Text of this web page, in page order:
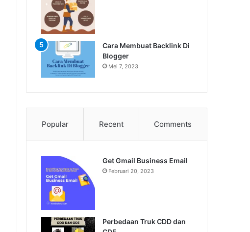
Cara Membuat Backlink Di
Blogger
Mei 7, 2023
Popular Recent Comments
Get Gmail Business Email
Februari 20, 2023
Perbedaan Truk CDD dan